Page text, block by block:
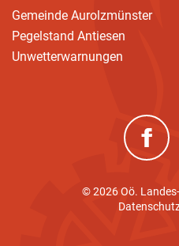
Gemeinde Aurolzmünster
Pegelstand Antiesen
Unwetterwarnungen
© 2026 Oö.